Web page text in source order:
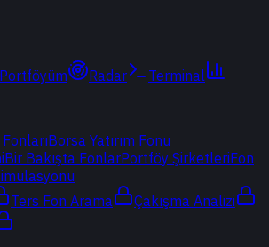
Portföyüm Radar
Terminal
Borsa Yatırım Fonu
Bir Bakışta FonlarPortföy ŞirketleriFon
Ters Fon Arama
Çakışma Analizi